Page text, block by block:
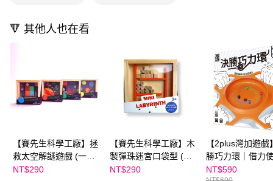
３．未成年的使用者請事先徵得法定代理人或監護人之同意方可使用
「AFTEE先享後付」，若未經同意申辦者引起之損失，本公司不負相關責
４．使用「AFTEE先享後付」時，將依據個別帳號之用戶狀況，依本公司即
時審查核予不同之上限額度；若仍有額度不足之情形，本公司將視審查結果
請求用戶進行身份認證。
５．嚴禁一人註冊多個帳號或使用他人資訊註冊。若發現惡意使用之情形，
恩沛科技股份有限公司將有權停止該用戶之使用額度並採取法律行動。
🔻 其他人也在看
【賽先生科學工廠】拯
救太空解謎遊戲 (一入/
隨機出貨)
NT$290
【賽先生科學工廠】木
製彈珠迷宮口袋型 (隨
機出貨)
NT$290
【2plus灣加遊戲
勝巧力環｜借力
球進洞
NT$590